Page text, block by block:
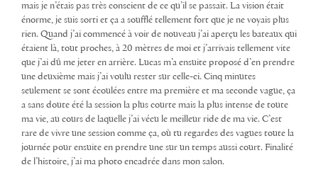
mais je n’étais pas très conscient de ce qu’il se passait. La vision était
énorme, je suis sorti et ça a soufflé tellement fort que je ne voyais plus
rien. Quand j’ai commencé à voir de nouveau j’ai aperçu les bateaux qui
étaient là, tout proches, à 20 mètres de moi et j’arrivais tellement vite
que j’ai dû me jeter en arrière. Lucas m’a ensuite proposé d’en prendre
une deuxième mais j’ai voulu rester sur celle-ci. Cinq minutes
seulement se sont écoulées entre ma première et ma seconde vague, ça
a sans doute été la session la plus courte mais la plus intense de toute
ma vie, au cours de laquelle j’ai vécu le meilleur ride de ma vie. C’est
rare de vivre une session comme ça, où tu regardes des vagues toute la
journée pour ensuite en prendre une sur un temps aussi court. Finalité
de l’histoire, j’ai ma photo encadrée dans mon salon.